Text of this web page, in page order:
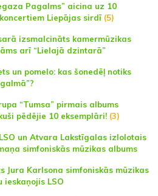
Pagalms” aicina uz 10
Liepājas sirdī (5)
izsmalcināts kamermūzikas
arī “Lielajā dzintarā”
un pomelo: kas šonedēļ notiks
“Tumsa” pirmais albums
pēdējie 10 eksemplāri! (3)
un Atvara Lakstīgalas izlolotais
simfoniskās mūzikas albums
Jura Karlsona simfoniskās mūzikas
ieskaņojis LSO